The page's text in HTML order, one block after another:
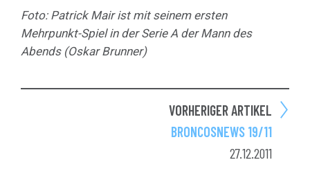
Foto: Patrick Mair ist mit seinem ersten
Mehrpunkt-Spiel in der Serie A der Mann des
Abends (Oskar Brunner)
VORHERIGER ARTIKEL
BRONCOSNEWS 19/11
27.12.2011